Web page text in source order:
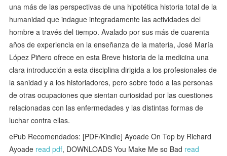
una más de las perspectivas de una hipotética historia total de la
humanidad que indague integradamente las actividades del
hombre a través del tiempo. Avalado por sus más de cuarenta
años de experiencia en la enseñanza de la materia, José María
López Piñero ofrece en esta Breve historia de la medicina una
clara introducción a esta disciplina dirigida a los profesionales de
la sanidad y a los historiadores, pero sobre todo a las personas
de otras ocupaciones que sientan curiosidad por las cuestiones
relacionadas con las enfermedades y las distintas formas de
luchar contra ellas.
ePub Recomendados: [PDF/Kindle] Ayoade On Top by Richard
Ayoade read pdf, DOWNLOADS You Make Me so Bad read